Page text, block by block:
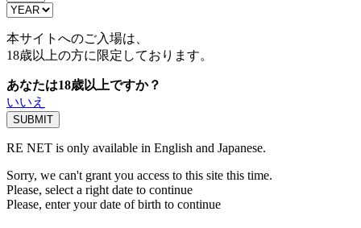
本サイトへのご入場は、
18歳以上の方に限定しております。
あなたは18歳以上ですか？
いいえ
RE NET is only available in English and Japanese.
Sorry, we can't grant you access to this site this time.
Please, select a right date to continue
Please, enter your date of birth to continue